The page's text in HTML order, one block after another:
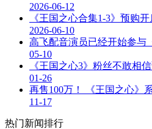
2026-06-12
《王国之心合集1-3》预购
2026-06-10
高飞配音演员已经开始参与
05-10
《王国之心3》粉丝不敢相
01-26
再售100万！ 《王国之心》
11-17
热门新闻排行